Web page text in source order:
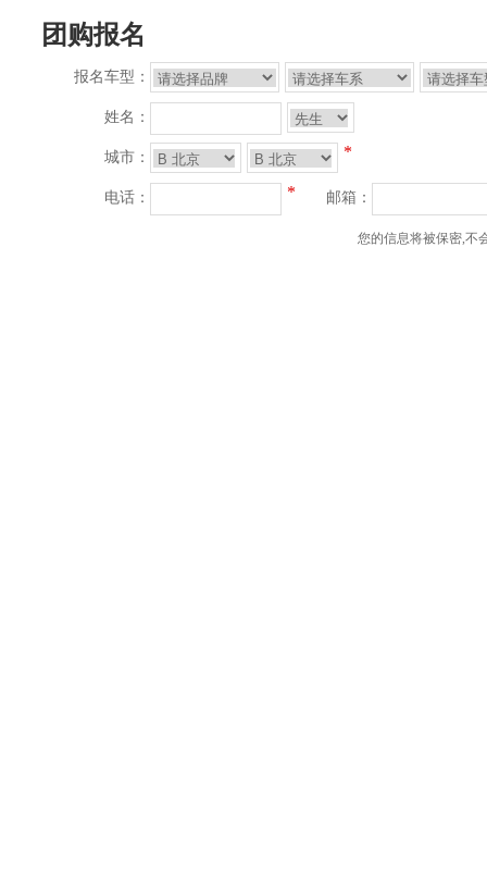
团购报名
报名车型：
姓名：
城市： *
电话： * 邮箱：
您的信息将被保密,不